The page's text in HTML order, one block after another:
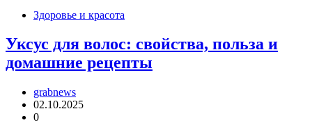
Здоровье и красота
Уксус для волос: свойства, польза и
домашние рецепты
grabnews
02.10.2025
0